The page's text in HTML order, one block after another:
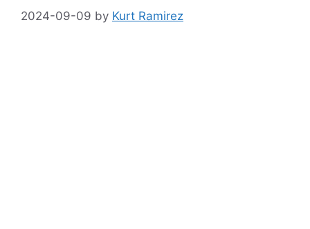
2024-09-09 by Kurt Ramirez